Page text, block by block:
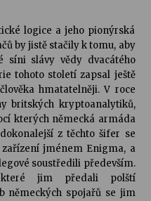
logice a jeho pionýrská
by jistě stačily k tomu, aby
slávy vědy dvacátého
tohoto století zapsal ještě
hmatatelněji. V roce
britských kryptoanalytiků,
kterých německá armáda
z těchto šifer se
jménem Enigma, a
soustředili především.
jim předali polští
německých spojařů se jim